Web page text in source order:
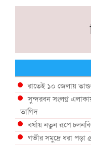
রাতেই ১০ জেলায়
সুন্দরবন সংলগ্ন
তাগিদ
বর্ষায় নতুন রূপে
গভীর সমুদ্রে ধরা